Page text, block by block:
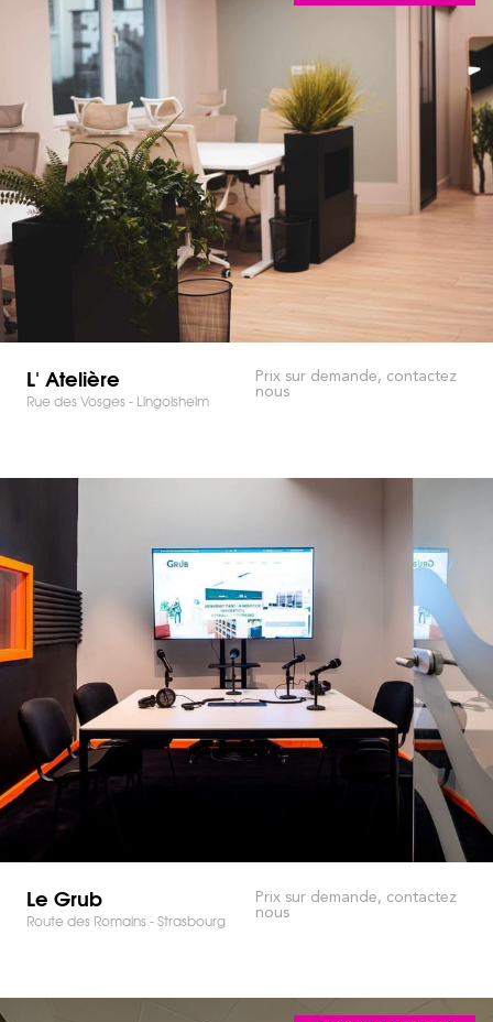
L' Atelière
Rue des Vosges - Lingolsheim
Prix sur demande, contactez
nous
Le Grub
Route des Romains - Strasbourg
Prix sur demande, contactez
nous